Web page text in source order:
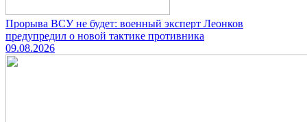
Прорыва ВСУ не будет: военный эксперт Леонков
предупредил о новой тактике противника
09.08.2026